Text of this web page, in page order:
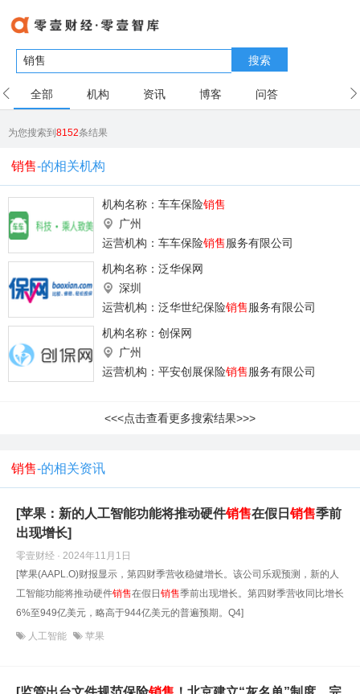
搜索
全部 机构 资讯 博客 问答
为您搜索到8152条结果
销售-的相关机构
机构名称： 车车保险销售
广州
运营机构：车车保险销售服务有限公司
机构名称： 泛华保网
深圳
运营机构：泛华世纪保险销售服务有限公司
机构名称： 创保网
广州
运营机构：平安创展保险销售服务有限公司
<<<点击查看更多搜索结果>>>
销售-的相关资讯
[苹果：新的人工智能功能将推动硬件销售在假日销售季前
出现增长]
零壹财经 · 2024年11月1日
[苹果(AAPL.O)财报显示，第四财季营收稳健增长。该公司乐观预测，新的人
工智能功能将推动硬件销售在假日销售季前出现增长。第四财季营收同比增长
6%至949亿美元，略高于944亿美元的普遍预期。Q4]
人工智能 苹果